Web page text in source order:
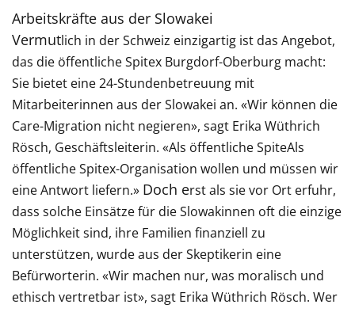
Arbeitskräfte aus der Slowakei
Vermutlich in der Schweiz einzigartig ist das Angebot,
das die öffentliche Spitex Burgdorf-Oberburg macht:
Sie bietet eine 24-Stundenbetreuung mit
Mitarbeiterinnen aus der Slowakei an. «Wir können die
Care-Migration nicht negieren», sagt Erika Wüthrich
Rösch, Geschäftsleiterin. «Als öffentliche SpiteAls
öffentliche Spitex-Organisation wollen und müssen wir
eine Antwort liefern.» Doch erst als sie vor Ort erfuhr,
dass solche Einsätze für die Slowakinnen oft die einzige
Möglichkeit sind, ihre Familien finanziell zu
unterstützen, wurde aus der Skeptikerin eine
Befürworterin. «Wir machen nur, was moralisch und
ethisch vertretbar ist», sagt Erika Wüthrich Rösch. Wer